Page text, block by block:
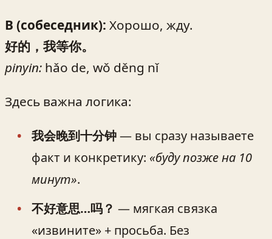
B (собеседник): Хорошо, жду.
好的，我等你。
pinyin: hǎo de, wǒ děng nǐ
Здесь важна логика:
我会晚到十分钟— вы сразу называете
факт и конкретику: «буду позже на 10
минут».
不好意思…吗？ — мягкая связка
«извините» + просьба. Без